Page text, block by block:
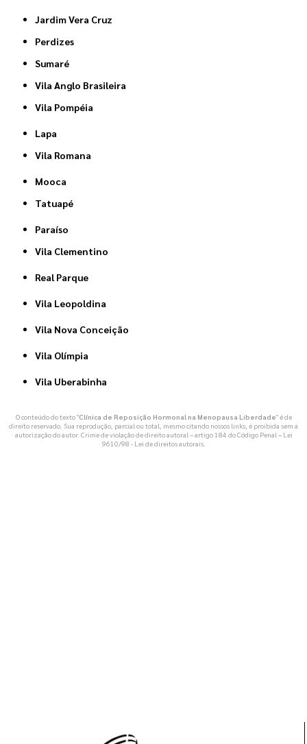
Jardim Vera Cruz
Perdizes
Sumaré
Vila Anglo Brasileira
Vila Pompéia
Lapa
Vila Romana
Mooca
Tatuapé
Paraíso
Vila Clementino
Real Parque
Vila Leopoldina
Vila Nova Conceição
Vila Olímpia
Vila Uberabinha
O conteúdo do texto "Clínica de Reposição Hormonal na Menopausa Liberdade" é de
direito reservado. Sua reprodução, parcial ou total, mesmo citando nossos links, é proibida sem a
autorização do autor. Crime de violação de direito autoral – artigo 184 do Código Penal – Lei
9610/98 - Lei de direitos autorais.